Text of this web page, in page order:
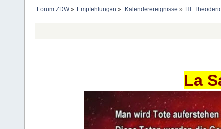
Forum ZDW» Empfehlungen » Kalenderereignisse » Hl.
La